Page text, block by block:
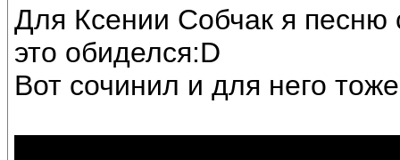
Для Ксении Собчак я песню
это обиделся:D
Вот сочинил и для него